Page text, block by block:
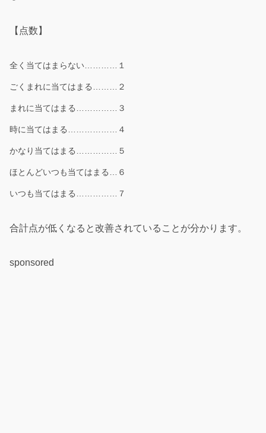
【点数】
全く当てはまらない…………１
ごくまれに当てはまる………２
まれに当てはまる……………３
時に当てはまる………………４
かなり当てはまる……………５
ほとんどいつも当てはまる…６
いつも当てはまる……………７
合計点が低くなると改善されていることが分かります。
sponsored